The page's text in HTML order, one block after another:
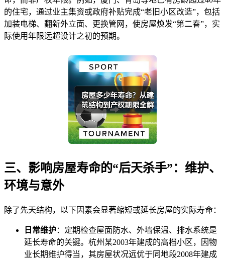
的住宅，通过业主集资或政府补贴完成“老旧小区改造”，包括
加装电梯、翻新外立面、更换管网，使房屋焕发“第二春”，实
际使用年限远超设计之初的预期。
三、影响房屋寿命的“后天杀手”：维护、
环境与意外
除了先天结构，以下因素会显著缩短或延长房屋的实际寿命：
日常维护：定期检查屋面防水、外墙保温、排水系统是
延长寿命的关键。杭州某2003年建成的高档小区，因物
业长期维护得当，其房屋状况远优于同地段2008年建成